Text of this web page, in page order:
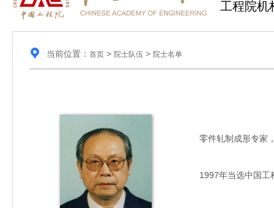
工程院机
当前位置： 首页> 院士队伍 > 院士名单
零件轧制成形专家，
1997年当选中国工